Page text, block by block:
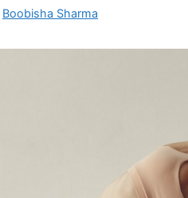
Boobisha Sharma